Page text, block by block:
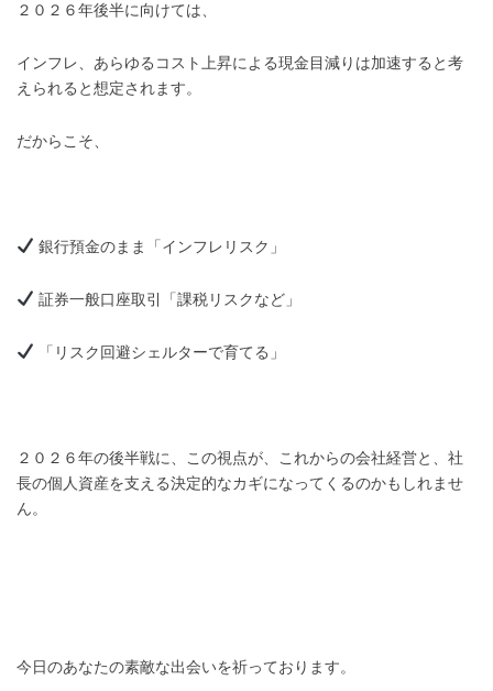
２０２６年後半に向けては、
インフレ、あらゆるコスト上昇による現金目減りは加速すると考
えられると想定されます。
だからこそ、
銀行預金のまま「インフレリスク」
証券一般口座取引「課税リスクなど」
「リスク回避シェルターで育てる」
２０２６年の後半戦に、この視点が、これからの会社経営と、社
長の個人資産を支える決定的なカギになってくるのかもしれませ
ん。
今日のあなたの素敵な出会いを祈っております。